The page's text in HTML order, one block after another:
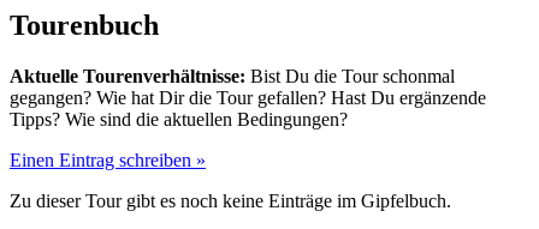
Tourenbuch
Aktuelle Tourenverhältnisse: Bist Du die Tour schonmal
gegangen? Wie hat Dir die Tour gefallen? Hast Du ergänzende
Tipps? Wie sind die aktuellen Bedingungen?
Einen Eintrag schreiben »
Zu dieser Tour gibt es noch keine Einträge im Gipfelbuch.